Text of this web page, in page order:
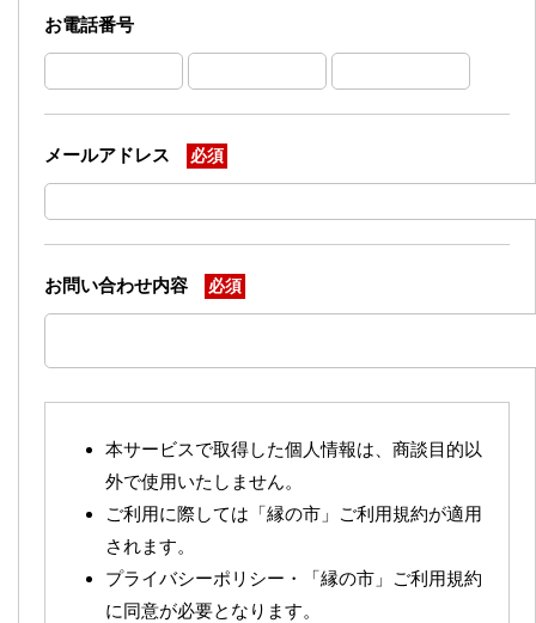
お電話番号
メールアドレス 必須
お問い合わせ内容 必須
本サービスで取得した個人情報は、商談目的以
外で使用いたしません。
ご利用に際しては「縁の市」ご利用規約が適用
されます。
プライバシーポリシー・「縁の市」ご利用規約
に同意が必要となります。